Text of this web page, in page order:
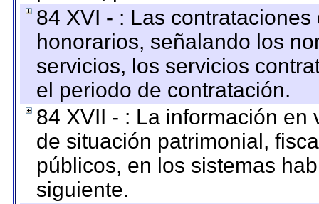
84 XVI - : Las
honorarios, señalando los
servicios, los servicios
el periodo de contratación.
84 XVII - : La información
de situación patrimonial,
públicos, en los sistemas
siguiente.